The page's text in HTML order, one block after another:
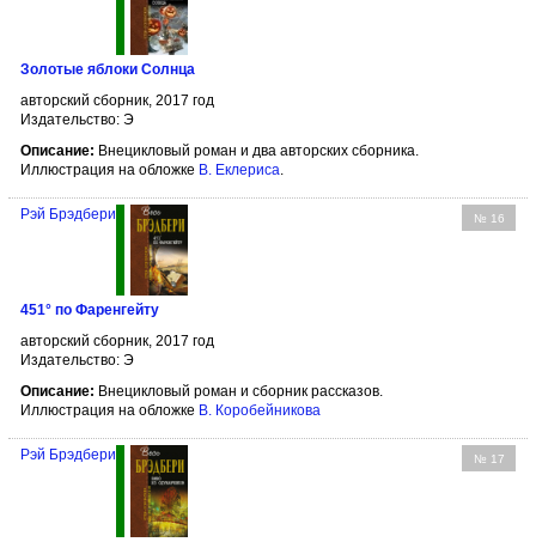
Золотые яблоки Солнца
авторский сборник, 2017 год
Издательство: Э
Описание: Внецикловый роман и два авторских сборника.
Иллюстрация на обложке В. Еклериса.
№ 16
Рэй Брэдбери
451° по Фаренгейту
авторский сборник, 2017 год
Издательство: Э
Описание: Внецикловый роман и сборник рассказов.
Иллюстрация на обложке В. Коробейникова
№ 17
Рэй Брэдбери